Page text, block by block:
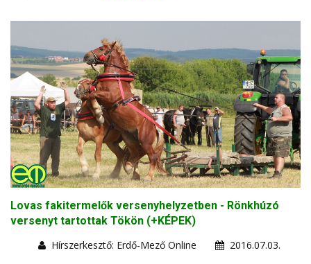
Lovas fakitermelők versenyhelyzetben - Rönkhúzó
versenyt tartottak Tökön (+KÉPEK)
Hírszerkesztő: Erdő-Mező Online
2016.07.03.